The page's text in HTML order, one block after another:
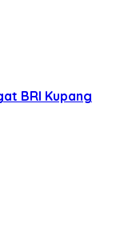
BRI Kupang